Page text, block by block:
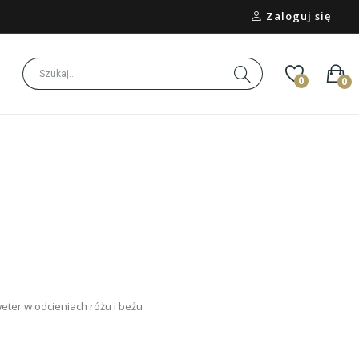
Zaloguj się
0 0
w odcieniach różu i beżu